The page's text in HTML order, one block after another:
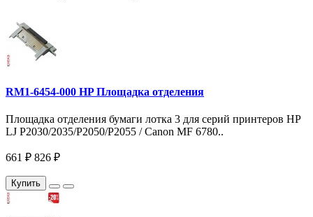
RM1-6454-000 HP Площадка отделения
Площадка отделения бумаги лотка 3 для серий принтеров HP
LJ P2030/2035/P2050/P2055 / Canon MF 6780..
661 ₽ 826 ₽
Купить